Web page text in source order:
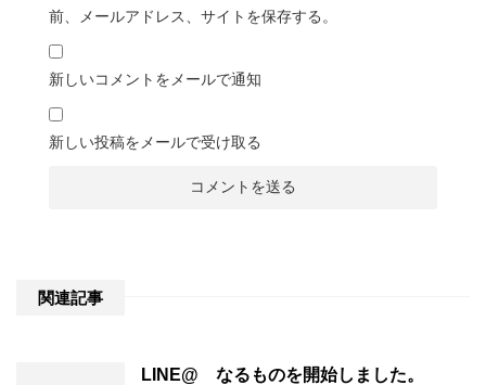
前、メールアドレス、サイトを保存する。
新しいコメントをメールで通知
新しい投稿をメールで受け取る
関連記事
LINE@ なるものを開始しました。